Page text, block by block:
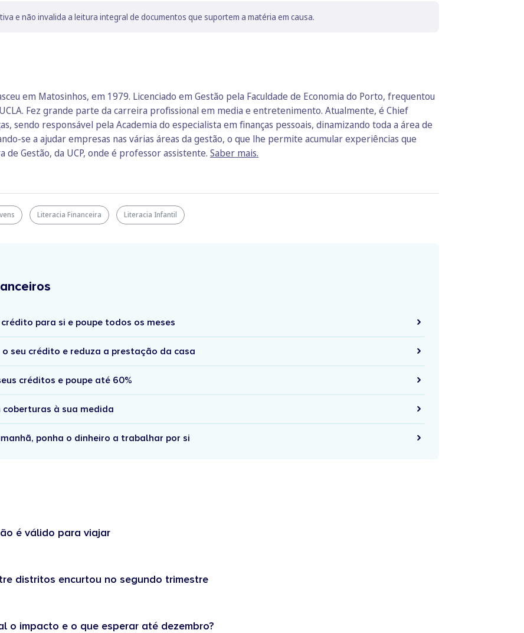
e não invalida a leitura integral de documentos que suportem a matéria em causa.
em Matosinhos, em 1979. Licenciado em Gestão pela Faculdade de Economia do Porto, frequentou
Fez grande parte da carreira profissional em media e entretenimento. Atualmente, é Chief
sendo responsável pela Academia do especialista em finanças pessoais, dinamizando toda a área de
se a ajudar empresas nas várias áreas da gestão, o que lhe permite acumular experiências que
de Gestão, da UCP, onde é professor assistente. Saber mais.
Literacia Financeira Literacia Infantil
para si e poupe todos os meses
seu crédito e reduza a prestação da casa
créditos e poupe até 60%
coberturas à sua medida
ponha o dinheiro a trabalhar por si
é válido para viajar
distritos encurtou no segundo trimestre
o impacto e o que esperar até dezembro?